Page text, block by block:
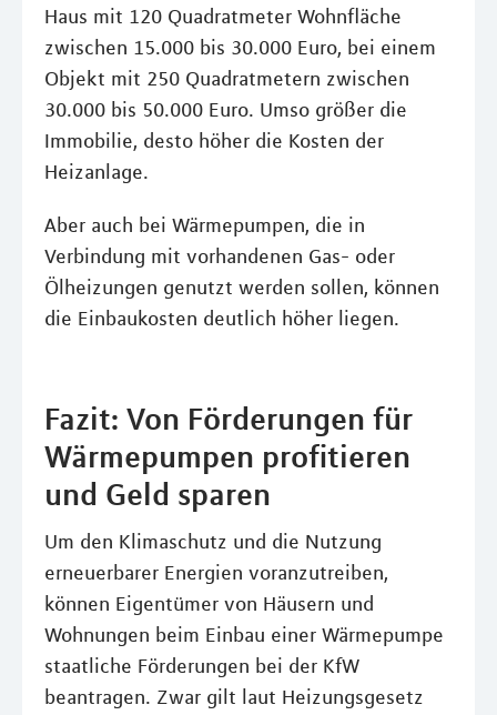
Haus mit 120 Quadratmeter Wohnfläche
zwischen 15.000 bis 30.000 Euro, bei einem
Objekt mit 250 Quadratmetern zwischen
30.000 bis 50.000 Euro. Umso größer die
Immobilie, desto höher die Kosten der
Heizanlage.
Aber auch bei Wärmepumpen, die in
Verbindung mit vorhandenen Gas- oder
Ölheizungen genutzt werden sollen, können
die Einbaukosten deutlich höher liegen.
Fazit: Von Förderungen für
Wärmepumpen profitieren
und Geld sparen
Um den Klimaschutz und die Nutzung
erneuerbarer Energien voranzutreiben,
können Eigentümer von Häusern und
Wohnungen beim Einbau einer Wärmepumpe
staatliche Förderungen bei der KfW
beantragen. Zwar gilt laut Heizungsgesetz